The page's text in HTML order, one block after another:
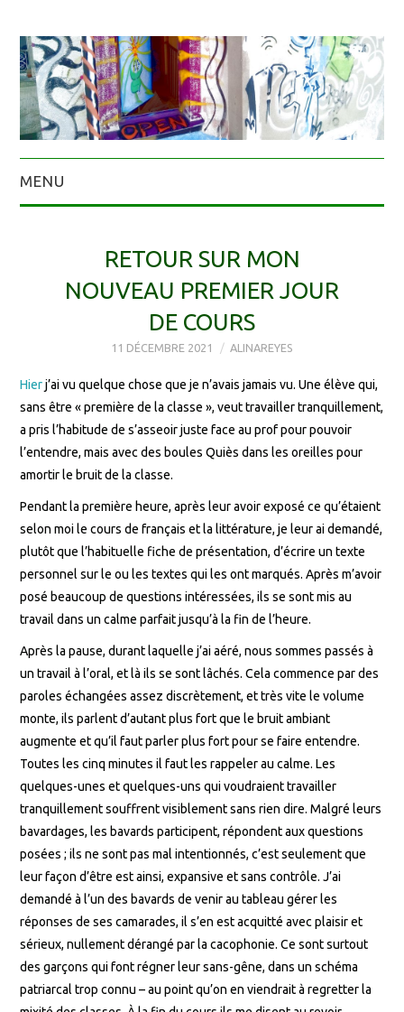
MENU
RETOUR SUR MON
NOUVEAU PREMIER JOUR
DE COURS
11 DÉCEMBRE 2021 ALINAREYES
Hierj’ai vu quelque chose que je n’avais jamais vu. Une élève qui,
sans être « première de la classe », veut travailler tranquillement,
a pris l’habitude de s’asseoir juste face au prof pour pouvoir
l’entendre, mais avec des boules Quiès dans les oreilles pour
amortir le bruit de la classe.
Pendant la première heure, après leur avoir exposé ce qu’étaient
selon moi le cours de français et la littérature, je leur ai demandé,
plutôt que l’habituelle fiche de présentation, d’écrire un texte
personnel sur le ou les textes qui les ont marqués. Après m’avoir
posé beaucoup de questions intéressées, ils se sont mis au
travail dans un calme parfait jusqu’à la fin de l’heure.
Après la pause, durant laquelle j’ai aéré, nous sommes passés à
un travail à l’oral, et là ils se sont lâchés. Cela commence par des
paroles échangées assez discrètement, et très vite le volume
monte, ils parlent d’autant plus fort que le bruit ambiant
augmente et qu’il faut parler plus fort pour se faire entendre.
Toutes les cinq minutes il faut les rappeler au calme. Les
quelques-unes et quelques-uns qui voudraient travailler
tranquillement souffrent visiblement sans rien dire. Malgré leurs
bavardages, les bavards participent, répondent aux questions
posées ; ils ne sont pas mal intentionnés, c’est seulement que
leur façon d’être est ainsi, expansive et sans contrôle. J’ai
demandé à l’un des bavards de venir au tableau gérer les
réponses de ses camarades, il s’en est acquitté avec plaisir et
sérieux, nullement dérangé par la cacophonie. Ce sont surtout
des garçons qui font régner leur sans-gêne, dans un schéma
patriarcal trop connu – au point qu’on en viendrait à regretter la